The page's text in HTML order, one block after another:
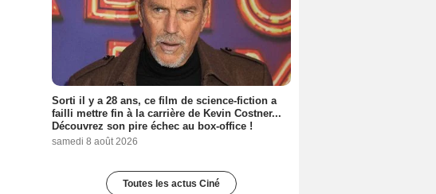
Sorti il y a 28 ans, ce film de science-fiction a
failli mettre fin à la carrière de Kevin Costner...
Découvrez son pire échec au box-office !
samedi 8 août 2026
Toutes les actus Ciné